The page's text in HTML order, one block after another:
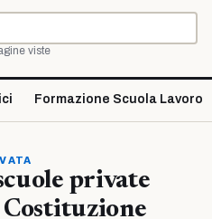
viste
Formazione Scuola Lavoro
private
Costituzione